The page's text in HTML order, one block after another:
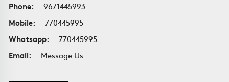
Phone:
9671445993
Mobile:
770445995
Whatsapp:
770445995
Email:
Message Us